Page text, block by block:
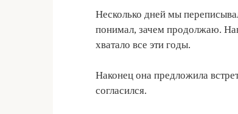
Несколько дней мы
понимал, зачем продолжаю.
хватало все эти годы.
Наконец она предложила
согласился.